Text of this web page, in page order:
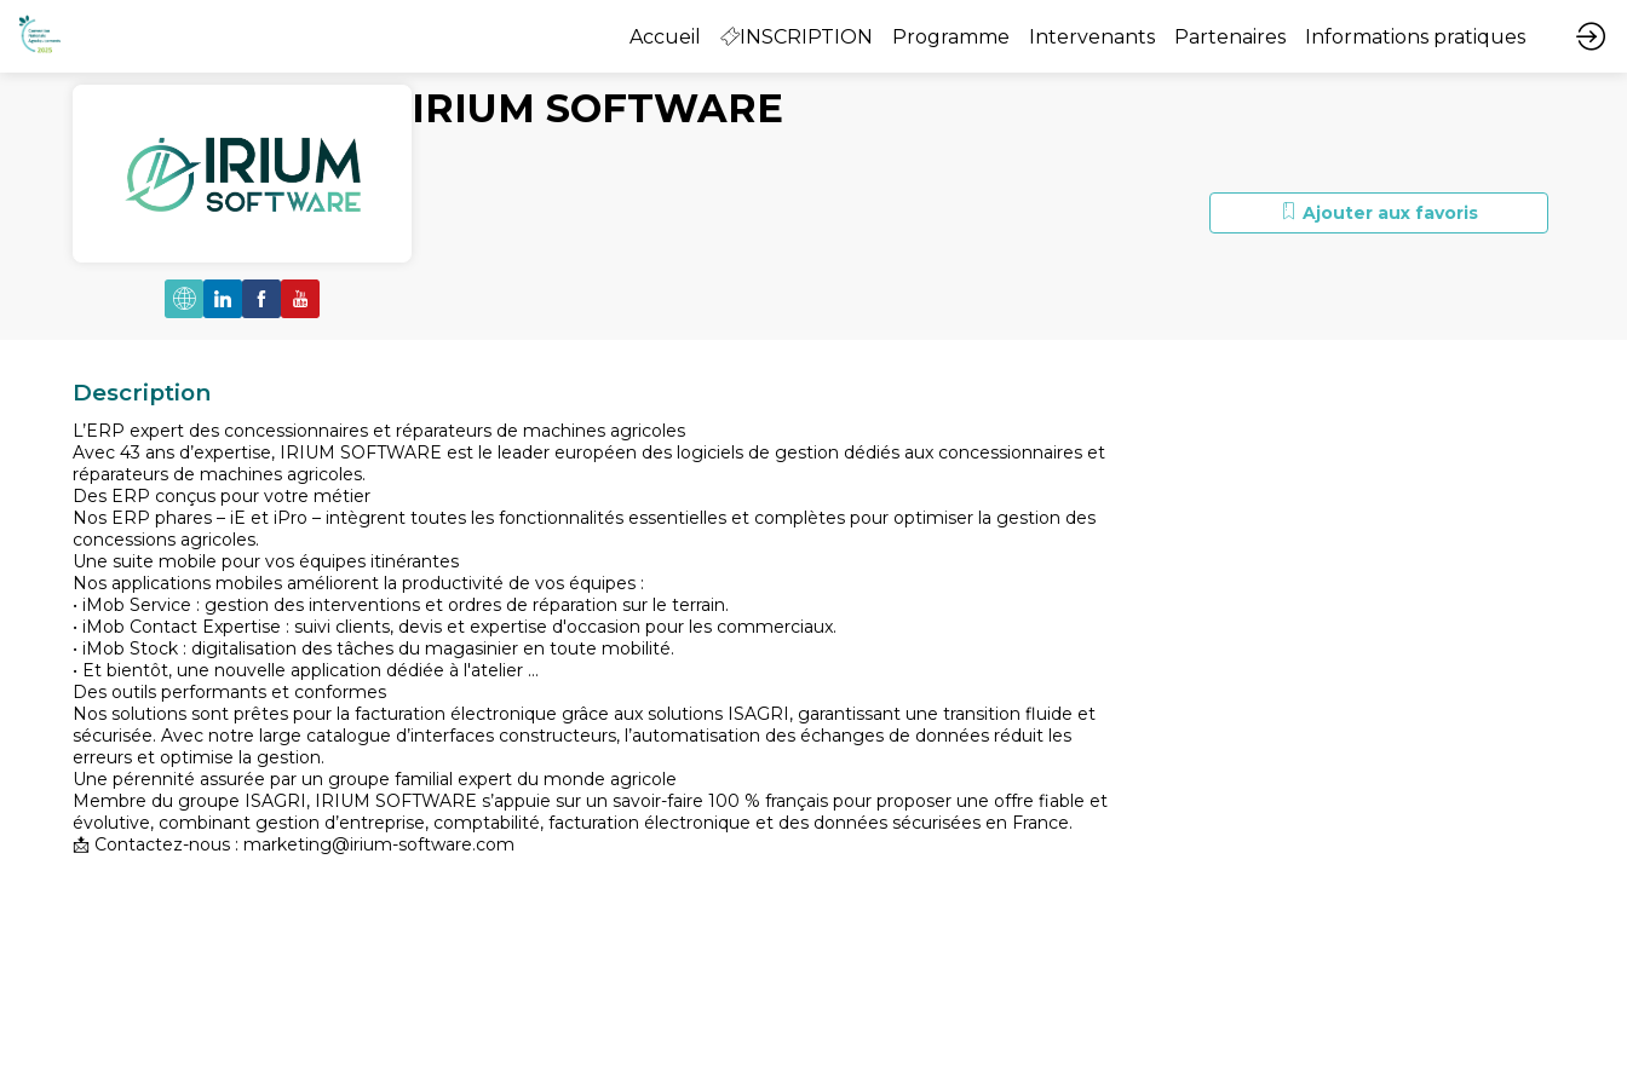
Accueil INSCRIPTION Programme Intervenants Partenaires Informations pratiques
Ajouter aux favoris
IRIUM SOFTWARE
Description
L’ERP expert des concessionnaires et réparateurs de machines agricoles
Avec 43 ans d’expertise, IRIUM SOFTWARE est le leader européen des logiciels de gestion dédiés aux concessionnaires et
réparateurs de machines agricoles.
Des ERP conçus pour votre métier
Nos ERP phares – iE et iPro – intègrent toutes les fonctionnalités essentielles et complètes pour optimiser la gestion des
concessions agricoles.
Une suite mobile pour vos équipes itinérantes
Nos applications mobiles améliorent la productivité de vos équipes :
• iMob Service : gestion des interventions et ordres de réparation sur le terrain.
• iMob Contact Expertise : suivi clients, devis et expertise d'occasion pour les commerciaux.
• iMob Stock : digitalisation des tâches du magasinier en toute mobilité.
• Et bientôt, une nouvelle application dédiée à l'atelier …
Des outils performants et conformes
Nos solutions sont prêtes pour la facturation électronique grâce aux solutions ISAGRI, garantissant une transition fluide et
sécurisée. Avec notre large catalogue d’interfaces constructeurs, l’automatisation des échanges de données réduit les
erreurs et optimise la gestion.
Une pérennité assurée par un groupe familial expert du monde agricole
Membre du groupe ISAGRI, IRIUM SOFTWARE s’appuie sur un savoir-faire 100 % français pour proposer une offre fiable et
évolutive, combinant gestion d’entreprise, comptabilité, facturation électronique et des données sécurisées en France.
📩 Contactez-nous : marketing@irium-software.com